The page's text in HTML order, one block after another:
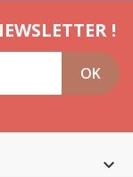
!
